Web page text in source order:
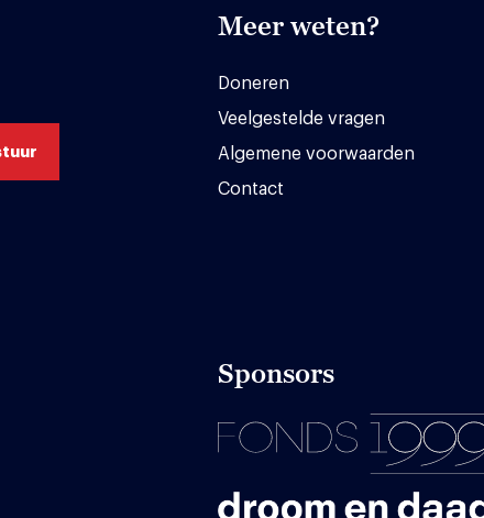
Meer weten?
Doneren
Veelgestelde vragen
Algemene voorwaarden
Contact
Sponsors